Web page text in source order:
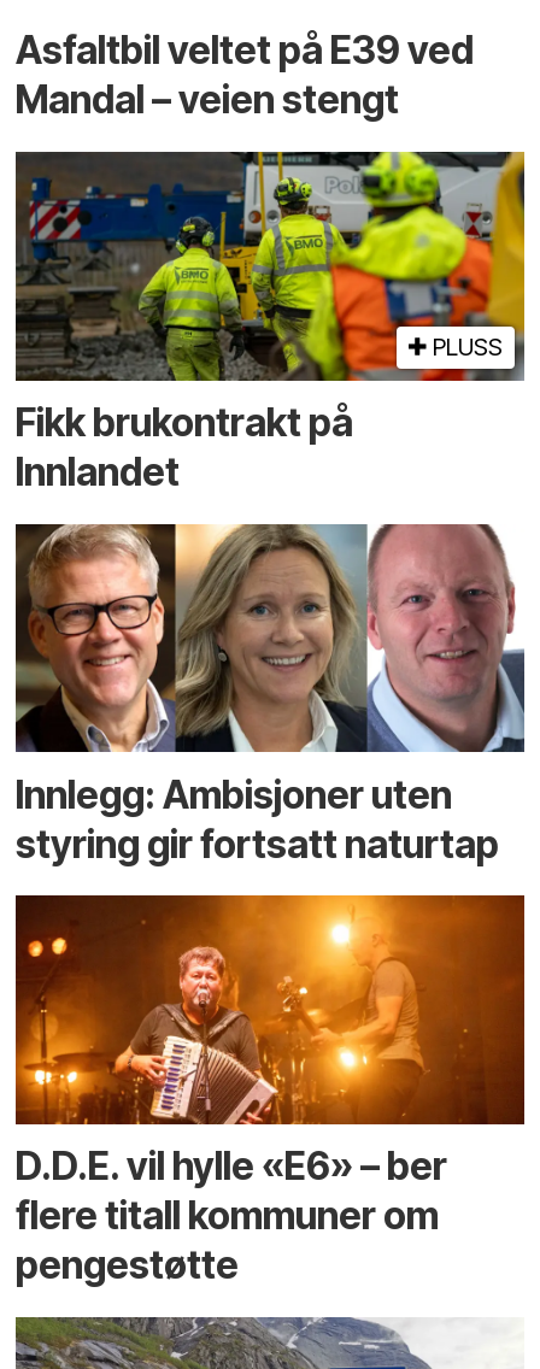
Asfaltbil veltet på E39 ved
Mandal – veien stengt
PLUSS
Fikk brukontrakt på
Innlandet
Innlegg: Ambisjoner uten
styring gir fortsatt naturtap
D.D.E. vil hylle «E6» – ber
flere titall kommuner om
pengestøtte